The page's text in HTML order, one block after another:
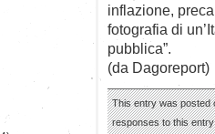
inflazione,
fotografia di
pubblica”.
(da Dagoreport)
This entry was posted
responses to this